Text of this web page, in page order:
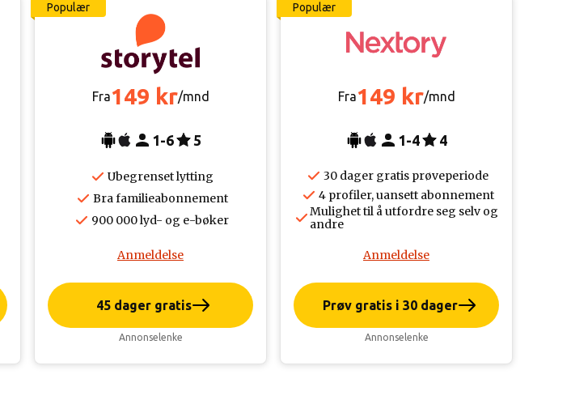
Populær
Fra149 kr/mnd
1-6 5
Ubegrenset lytting
Bra familieabonnement
900 000 lyd- og e-bøker
Anmeldelse
45 dager gratis
Annonselenke
Populær
Fra149 kr/mnd
1-4 4
30 dager gratis prøveperiode
4 profiler, uansett abonnement
Mulighet til å utfordre seg selv og
andre
Anmeldelse
Prøv gratis i 30 dager
Annonselenke